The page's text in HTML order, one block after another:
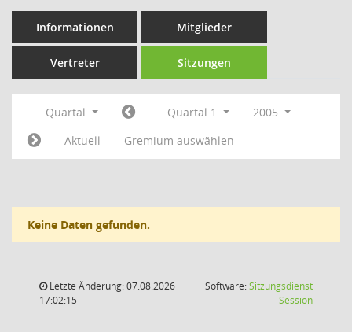
Informationen Mitglieder
Vertreter Sitzungen
Quartal Quartal 1
2005
Aktuell
Gremium auswählen
Keine Daten gefunden.
Letzte Änderung: 07.08.2026
17:02:15
Software:Sitzungsdienst
Session(Wird in